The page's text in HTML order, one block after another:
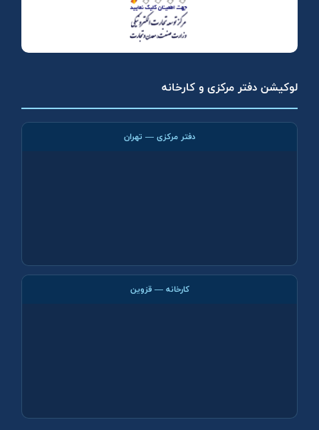
لوکیشن دفتر مرکزی و کارخانه
دفتر مرکزی — تهران
کارخانه — قزوین